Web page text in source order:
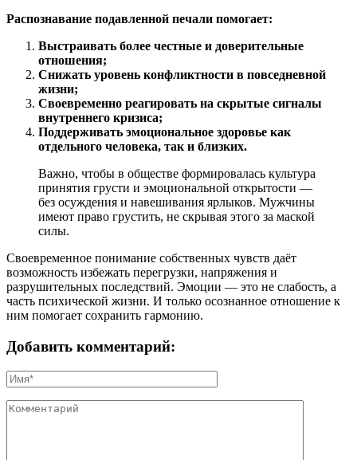
Распознавание подавленной печали помогает:
Выстраивать более честные и доверительные
отношения;
Снижать уровень конфликтности в повседневной
жизни;
Своевременно реагировать на скрытые сигналы
внутреннего кризиса;
Поддерживать эмоциональное здоровье как
отдельного человека, так и близких.
Важно, чтобы в обществе формировалась культура
принятия грусти и эмоциональной открытости —
без осуждения и навешивания ярлыков. Мужчины
имеют право грустить, не скрывая этого за маской
силы.
Своевременное понимание собственных чувств даёт
возможность избежать перегрузки, напряжения и
разрушительных последствий. Эмоции — это не слабость, а
часть психической жизни. И только осознанное отношение к
ним помогает сохранить гармонию.
Добавить комментарий: